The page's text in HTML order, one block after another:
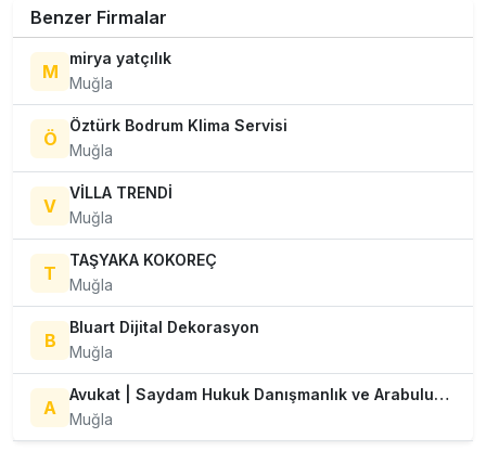
Benzer Firmalar
M
mirya yatçılık
Muğla
Ö
Öztürk Bodrum Klima Servisi
Muğla
V
VİLLA TRENDİ
Muğla
T
TAŞYAKA KOKOREÇ
Muğla
B
Bluart Dijital Dekorasyon
Muğla
A
Avukat | Saydam Hukuk Danışmanlık ve Arabuluculuk
Muğla